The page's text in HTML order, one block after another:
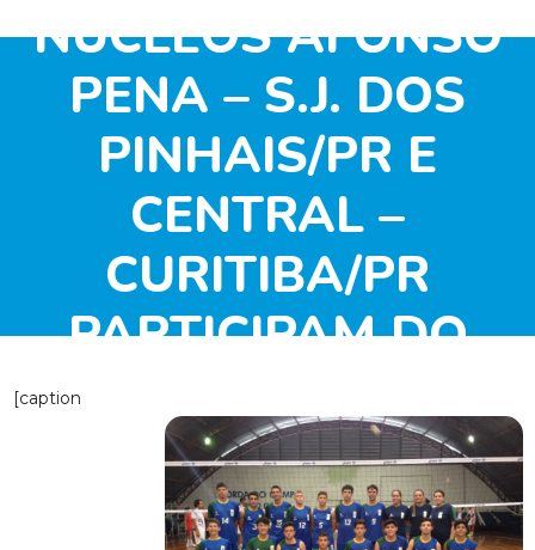
NÚCLEOS AFONSO
PENA – S.J. DOS
PINHAIS/PR E
CENTRAL –
CURITIBA/PR
PARTICIPAM DO
MAIOR EVENTO DE
CATEGORIAS DE
BASE DO BRASIL
[caption